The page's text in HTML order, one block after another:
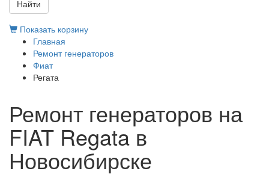
Найти
Показать корзину
Главная
Ремонт генераторов
Фиат
Регата
Ремонт генераторов на
FIAT Regata в
Новосибирске